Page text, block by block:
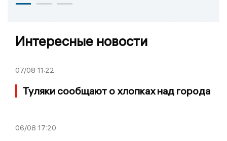
Интересные новости
07/08 11:22
Туляки сообщают о хлопках над города
06/08 17:20